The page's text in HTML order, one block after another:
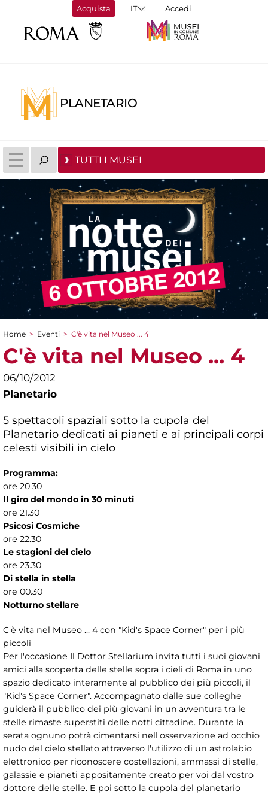
Acquista Accedi
PLANETARIO
TUTTI I MUSEI
Tu sei qui
Home > Eventi > C'è vita nel Museo ... 4
C'è vita nel Museo ... 4
06/10/2012
Planetario
5 spettacoli spaziali sotto la cupola del
Planetario dedicati ai pianeti e ai principali corpi
celesti visibili in cielo
Programma:
ore 20.30
Il giro del mondo in 30 minuti
ore 21.30
Psicosi Cosmiche
ore 22.30
Le stagioni del cielo
ore 23.30
Di stella in stella
ore 00.30
Notturno stellare
C'è vita nel Museo ... 4 con "Kid's Space Corner" per i più
piccoli
Per l'occasione Il Dottor Stellarium invita tutti i suoi giovani
amici alla scoperta delle stelle sopra i cieli di Roma in uno
spazio dedicato interamente al pubblico dei più piccoli, il
"Kid's Space Corner". Accompagnato dalle sue colleghe
guiderà il pubblico dei più giovani in un'avventura tra le
stelle rimaste superstiti delle notti cittadine. Durante la
serata ognuno potrà cimentarsi nell'osservazione ad occhio
nudo del cielo stellato attraverso l'utilizzo di un astrolabio
elettronico per riconoscere costellazioni, ammassi di stelle,
galassie e pianeti appositamente creato per voi dal vostro
dottore delle stelle. E poi sotto la cupola del planetario